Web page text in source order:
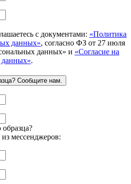
с документами: «Политика
данных», согласно ФЗ от 27 июля
данных» и «Согласие на
данных».
Сообщите нам.
мессенджеров: